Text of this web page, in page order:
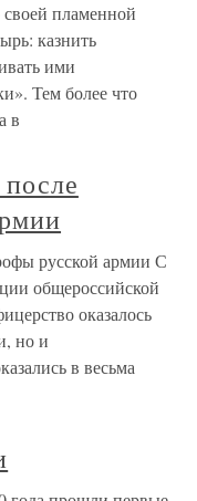
пламенной
казнить
ими
Тем более что
в
русской армии С
общероссийской
оказалось
но и
в весьма